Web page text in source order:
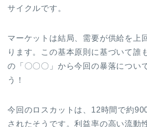
サイクルです。
マーケットは結局、需要が供給を上
ります。この基本原則に基づいて誰
の「〇〇〇」から今回の暴落につい
う！
今回のロスカットは、12時間で約
されたそうです。利益率の高い流動